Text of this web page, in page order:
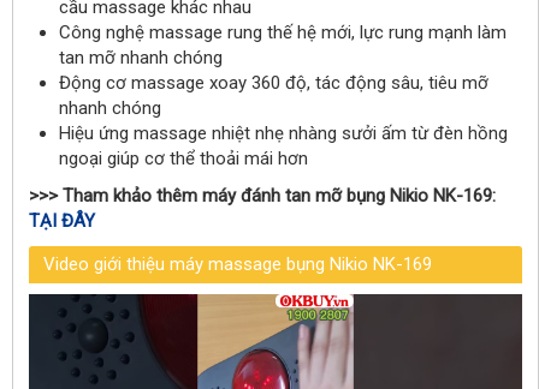
cầu massage khác nhau
Công nghệ massage rung thế hệ mới, lực rung mạnh làm
tan mỡ nhanh chóng
Động cơ massage xoay 360 độ, tác động sâu, tiêu mỡ
nhanh chóng
Hiệu ứng massage nhiệt nhẹ nhàng sưởi ấm từ đèn hồng
ngoại giúp cơ thể thoải mái hơn
>>> Tham khảo thêm máy đánh tan mỡ bụng Nikio NK-169:
TẠI ĐÂY
Video giới thiệu máy massage bụng Nikio NK-169